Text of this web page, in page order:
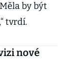
by být
tvrdí.
nové